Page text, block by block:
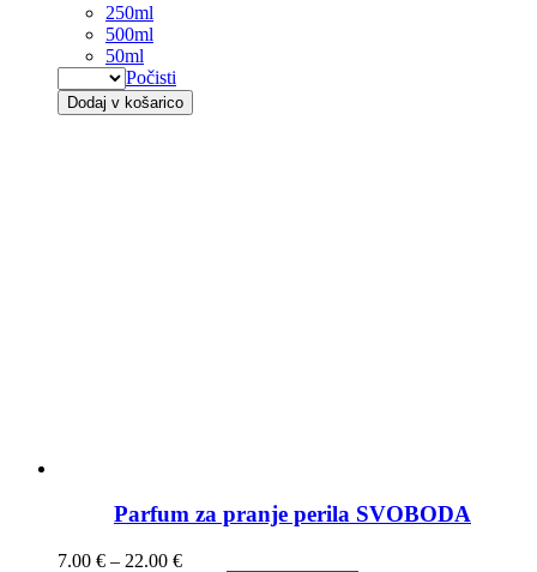
250ml
500ml
50ml
Počisti
Dodaj v košarico
Parfum za pranje perila SVOBODA
7.00 € – 22.00 €